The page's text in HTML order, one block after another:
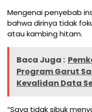
Mengenai penyebab
bahwa dirinya tidak
atau kambing hitam.
Baca Juga :
Program Garut
Kevalidan Data
“Saya tidak sibuk